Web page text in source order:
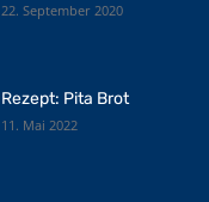
22. September 2020
Rezept: Pita Brot
11. Mai 2022